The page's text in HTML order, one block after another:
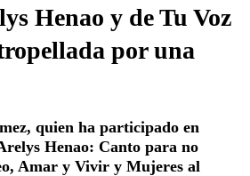
Henao y de Tu Voz
por una
quien ha participado en
Henao: Canto para no
Amar y Vivir y Mujeres al